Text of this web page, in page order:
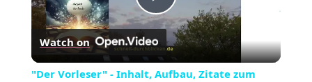
Play
Video
Watch on
"Der Vorleser" - Inhalt, Aufbau, Zitate zum